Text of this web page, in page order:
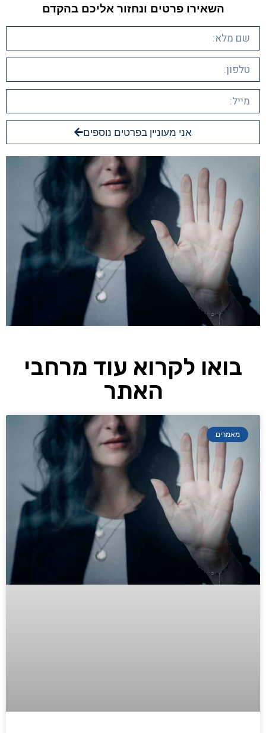
השאירו פרטים ונחזור אליכם בהקדם​
אני מעוניין בפרטים נוספים
בואו לקרוא עוד מרחבי
האתר
מאמרים